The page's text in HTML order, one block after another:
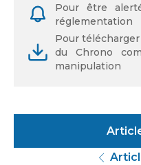
Pour être
réglementation
Pour
du Chrono
manipulation
Mot de passe
Se souvenir de